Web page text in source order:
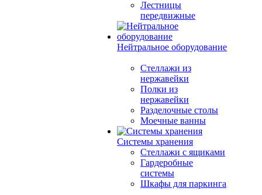
Лестницы
передвижные
Нейтральное оборудование
Стеллажи из
нержавейки
Полки из
нержавейки
Разделочные столы
Моечные ванны
Системы хранения
Стеллажи с ящиками
Гардеробные
системы
Шкафы для паркинга